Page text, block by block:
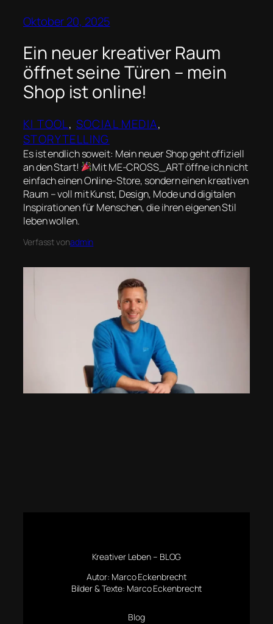
Oktober 20, 2025
Ein neuer kreativer Raum
öffnet seine Türen – mein
Shop ist online!
KI TOOL, SOCIAL MEDIA
STORYTELLING
Es ist endlich soweit: Mein neuer Shop geht offiziell
an den Start!
Mit ME-CROSS_ART öffne ich nicht
einfach einen Online-Store, sondern einen kreativen
Raum – voll mit Kunst, Design, Mode und digitalen
Inspirationen für Menschen, die ihren eigenen Stil
leben wollen.
Verfasst vonadmin
Kreativer Leben – BLOG
Autor: Marco Eckenbrecht
Bilder & Texte: Marco Eckenbrecht
Blog